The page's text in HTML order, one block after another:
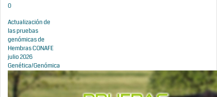
0
Actualización de
las pruebas
genómicas de
Hembras CONAFE
julio 2026
Genética/Genómica